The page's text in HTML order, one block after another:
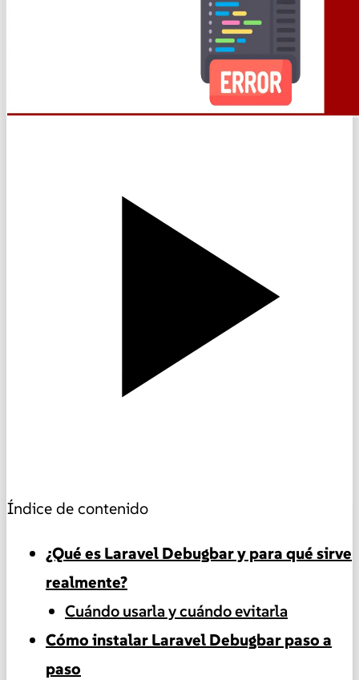
Índice de contenido
¿Qué es Laravel Debugbar y para qué sirve
realmente?
Cuándo usarla y cuándo evitarla
Cómo instalar Laravel Debugbar paso a
paso